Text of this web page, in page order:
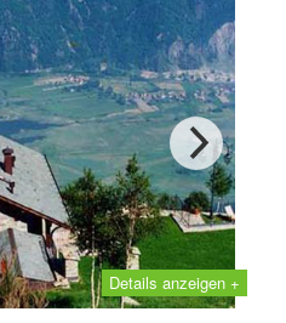
Details anzeigen +